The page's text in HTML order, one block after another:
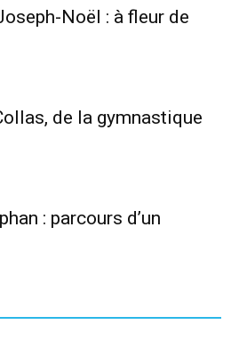
Noël : à fleur de
de la gymnastique
: parcours d’un